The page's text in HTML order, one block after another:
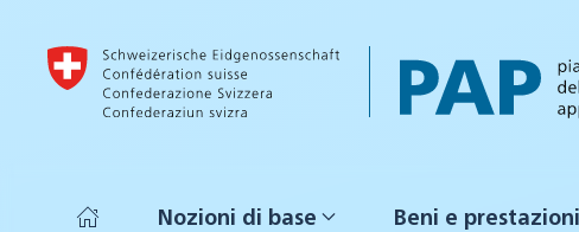
Skip to main content
Nozioni di base Beni e prestazioni